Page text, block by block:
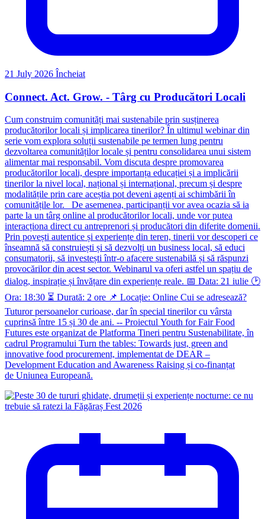
21 July 2026 Încheiat
Connect. Act. Grow. - Târg cu Producători Locali
Cum construim comunități mai sustenabile prin susținerea
producătorilor locali și implicarea tinerilor? În ultimul webinar din
serie vom explora soluții sustenabile pe termen lung pentru
dezvoltarea comunităților locale și pentru consolidarea unui sistem
alimentar mai responsabil. Vom discuta despre promovarea
producătorilor locali, despre importanța educației și a implicării
tinerilor la nivel local, național și internațional, precum și despre
modalitățile prin care aceștia pot deveni agenți ai schimbării în
comunitățile lor. De asemenea, participanții vor avea ocazia să ia
parte la un târg online al producătorilor locali, unde vor putea
interacționa direct cu antreprenori și producători din diferite domenii.
Prin povești autentice și experiențe din teren, tinerii vor descoperi ce
înseamnă să construiești și să dezvolți un business local, să educi
consumatorii, să investești într-o afacere sustenabilă și să răspunzi
provocărilor din acest sector. Webinarul va oferi astfel un spațiu de
dialog, inspirație și învățare din experiențe reale. 📅 Data: 21 iulie 🕑
Ora: 18:30 ⏳ Durată: 2 ore 📌 Locație: Online Cui se adresează?
Tuturor persoanelor curioase, dar în special tinerilor cu vârsta
cuprinsă între 15 și 30 de ani. -- Proiectul Youth for Fair Food
Futures este organizat de Platforma Tineri pentru Sustenabilitate, în
cadrul Programului Turn the tables: Towards just, green and
innovative food procurement, implementat de DEAR –
Development Education and Awareness Raising și co-finanțat
de Uniunea Europeană.